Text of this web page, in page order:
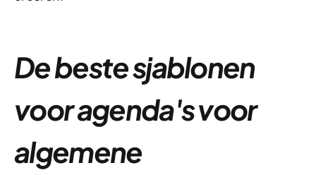
De beste sjablonen
voor agenda's voor
algemene